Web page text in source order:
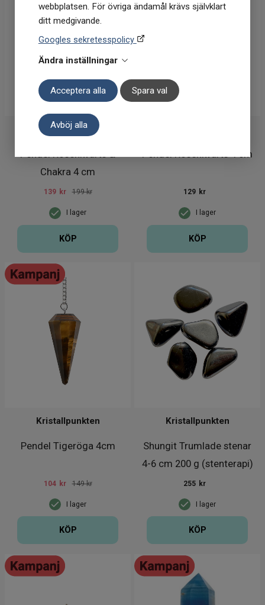
webbplatsen. För övriga ändamål krävs självklart
ditt medgivande.
Googles sekretesspolicy
Ändra inställningar
Acceptera alla Spara val
Avböj alla
Pendel Rosenkvarts &
Chakra 4 cm
Kristalloteket
I lager
139 kr 199 kr
KÖP
Pendel Rosenkvarts 4 cm
I lager
129 kr
KÖP
Pendel Tigeröga 4cm
Kristallpunkten
I lager
104 kr 149 kr
KÖP
Shungit Trumlade stenar
4-6 cm 200 g (stenterapi)
Kristallpunkten
I lager
255 kr
KÖP